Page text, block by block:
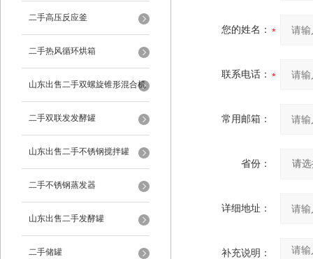
二手高压反应釜
二手热风循环烘箱
山东出售二手双螺旋锥形混合机
二手双联发发酵罐
山东出售二手不锈钢搅拌罐
二手不锈钢蒸发器
山东出售二手发酵罐
二手储罐
您的姓名：
联系电话：
常用邮箱：
省份：
详细地址：
补充说明：